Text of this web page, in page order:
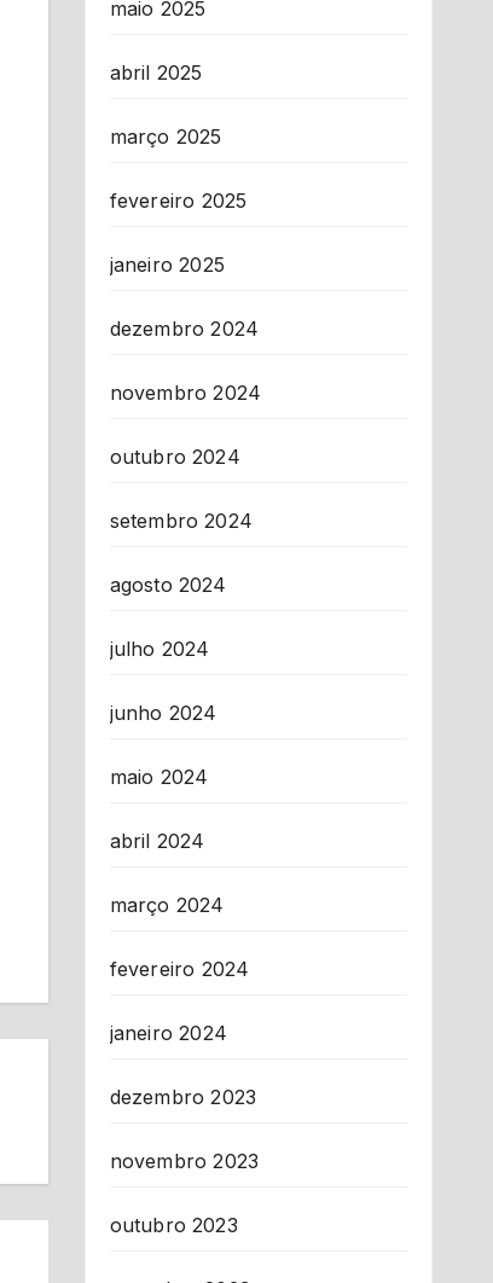
maio 2025
abril 2025
março 2025
fevereiro 2025
janeiro 2025
dezembro 2024
novembro 2024
outubro 2024
setembro 2024
agosto 2024
julho 2024
junho 2024
maio 2024
abril 2024
março 2024
fevereiro 2024
janeiro 2024
dezembro 2023
novembro 2023
outubro 2023